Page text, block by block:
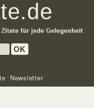
OK
Newsletter